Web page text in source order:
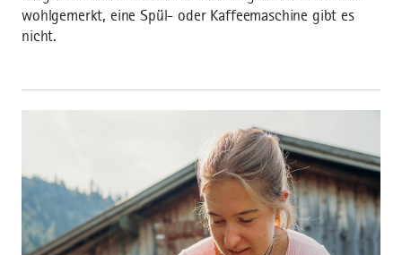
wohlgemerkt, eine Spül- oder Kaffeemaschine gibt es
nicht.